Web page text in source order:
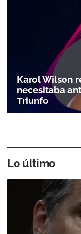
Karol Wilson
necesitaba
Triunfo
Lo último